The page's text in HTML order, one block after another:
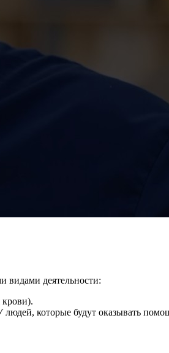
видами деятельности:
которые будут оказывать